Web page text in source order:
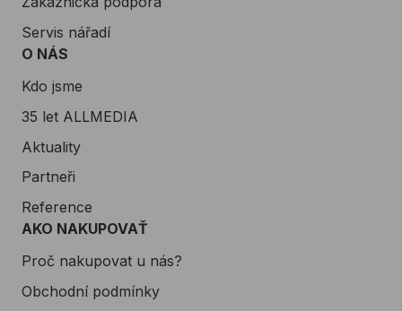
Servis nářadí
O NÁS
Kdo jsme
35 let ALLMEDIA
Aktuality
Partneři
Reference
AKO NAKUPOVAŤ
Proč nakupovat u nás?
Obchodní podmínky